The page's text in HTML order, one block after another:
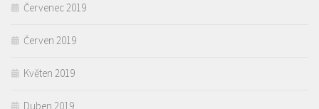
Červenec 2019
Červen 2019
Květen 2019
Duben 2019